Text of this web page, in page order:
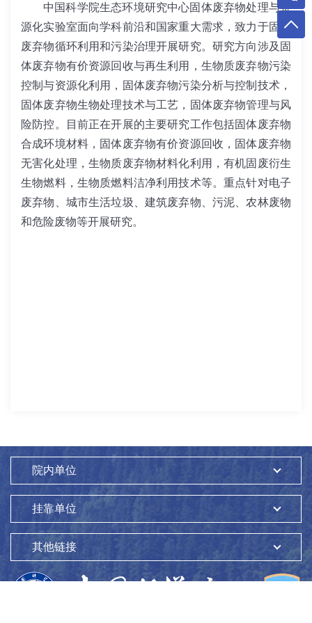
中国科学院生态环境研究中心固体废弃物处理与资
源化实验室面向学科前沿和国家重大需求，致力于固体
废弃物循环利用和污染治理开展研究。研究方向涉及固
体废弃物有价资源回收与再生利用，生物质废弃物污染
控制与资源化利用，固体废弃物污染分析与控制技术，
固体废弃物生物处理技术与工艺，固体废弃物管理与风
险防控。目前正在开展的主要研究工作包括固体废弃物
合成环境材料，固体废弃物有价资源回收，固体废弃物
无害化处理，生物质废弃物材料化利用，有机固废衍生
生物燃料，生物质燃料洁净利用技术等。重点针对电子
废弃物、城市生活垃圾、建筑废弃物、污泥、农林废物
和危险废物等开展研究。
院内单位
挂靠单位
其他链接